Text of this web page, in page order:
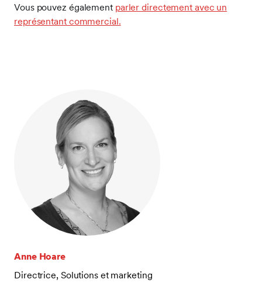
Vous pouvez également parler directement avec un
représentant commercial.
Anne Hoare
Directrice, Solutions et marketing